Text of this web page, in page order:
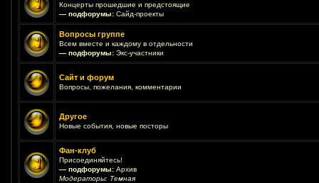
Концерты прошедшие и предстоящие
— подфорумы: Сайд-проекты
Вопросы группе
Всем вместе и каждому в отдельности
— подфорумы: Экс-участники
Сайт и форум
Вопросы, пожелания, комментарии
Другое
Новые события, новые посторы
Фан-клуб
Присоединяйтесь!
— подфорумы: Архив
Модераторы: Темная